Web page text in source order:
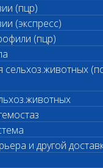
(пцр)
(экспресс)
(пцр)
сельхоз.животных
и другой
биохимических